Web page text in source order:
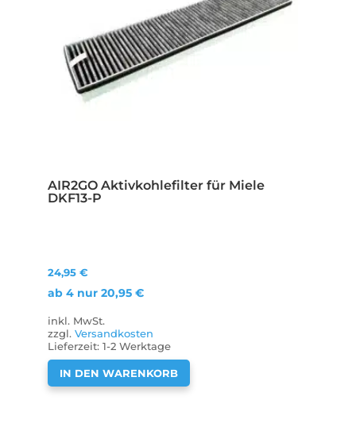
AIR2GO Aktivkohlefilter für Miele
DKF13-P
24,95 €
ab 4 nur 20,95 €
inkl. MwSt.
zzgl. Versandkosten
Lieferzeit: 1-2 Werktage
IN DEN WARENKORB